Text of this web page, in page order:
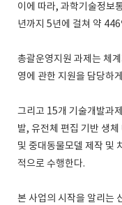
이에 따라, 과학기술정보
년까지 5년에 걸쳐 약
총괄운영지원 과제는 체
영에 관한 지원을 담당하
그리고 15개 기술개발과
발, 유전체 편집 기반 생
및 중대동물모델 제작 및
적으로 수행한다.
본 사업의 시작을 알리는